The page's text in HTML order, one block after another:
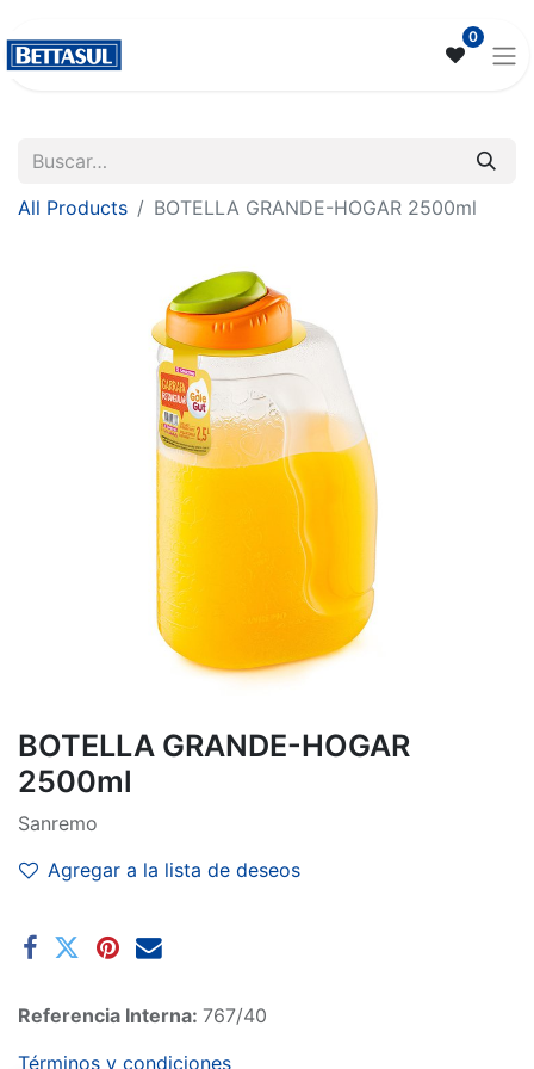
0
All Products BOTELLA GRANDE-HOGAR 2500ml
BOTELLA GRANDE-HOGAR
2500ml
Sanremo
Agregar a la lista de deseos
Referencia Interna: 767/40
Términos y condiciones